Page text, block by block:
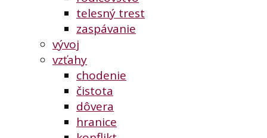
telesný trest
zaspávanie
vývoj
vzťahy
chodenie
čistota
dôvera
hranice